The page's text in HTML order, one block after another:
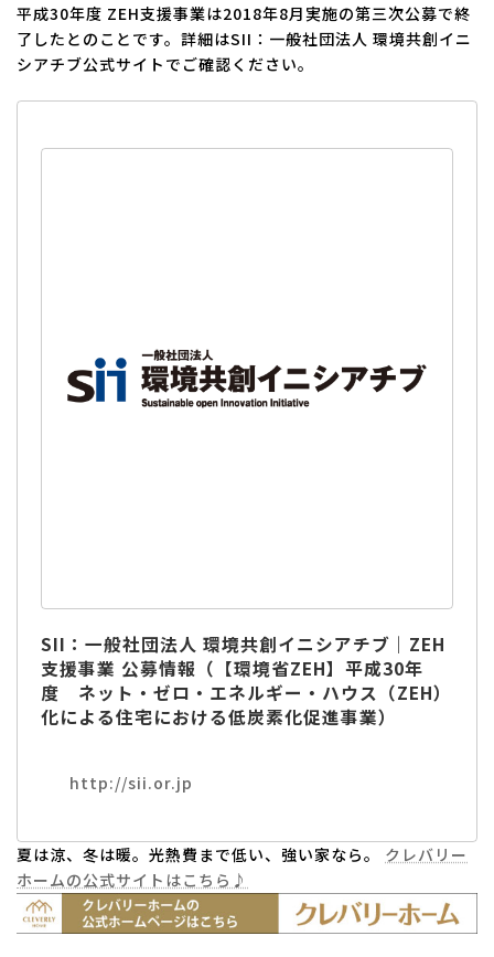
平成30年度 ZEH支援事業は2018年8月実施の第三次公募で終
了したとのことです。詳細はSII：一般社団法人 環境共創イニ
シアチブ公式サイトでご確認ください。
SII：一般社団法人 環境共創イニシアチブ｜ZEH
支援事業 公募情報（【環境省ZEH】平成30年
度 ネット・ゼロ・エネルギー・ハウス（ZEH）
化による住宅における低炭素化促進事業）
http://sii.or.jp
夏は涼、冬は暖。光熱費まで低い、強い家なら。 クレバリー
ホームの公式サイトはこちら♪